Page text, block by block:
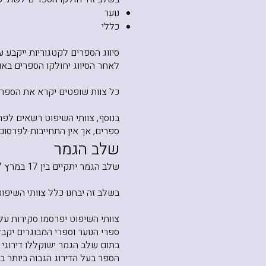
נוער
כללי
סיווג הספרים לקטגוריות
לאחר הסיווג יחולקו הספרים
כל צוות שופטים יקרא את
בנוסף, צוותי השיפוט רשאים
ספרים, אך אין התחייבות
שלב הגמר
שלב הגמר יתקיים בין 17 במרץ 2027 לבין 15 ביוני 2027.
בשלב זה יבחנו כלל צוותי
צוותי השיפוט יפרסמו סקירות
ספרי הנוער וספרי המבוגרים
בתום שלב הגמר ישוקללו
הספר בעל הדירוג הגבוה ביותר